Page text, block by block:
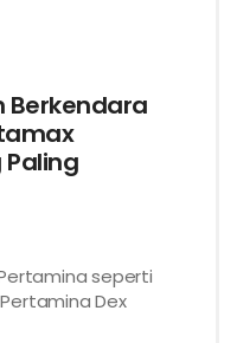
Berkendara
Paling
seperti
Dex